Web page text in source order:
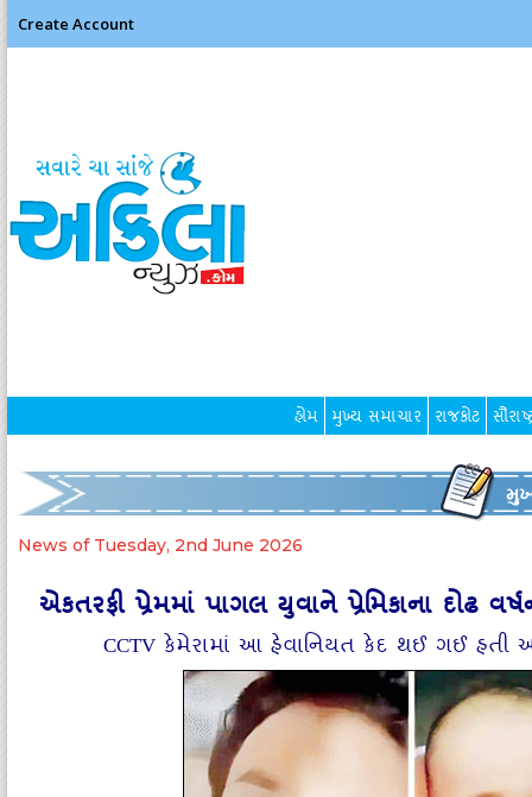
Create Account
હોમ મુખ્ય સમાચાર રાજકોટ
News of Tuesday, 2nd June 2026
એકતરફી પ્રેમમાં પાગલ યુવાને પ્રેમિકાના દોઢ
CCTV કેમેરામાં આ હેવાનિયત કેદ થઈ ગઈ હતી